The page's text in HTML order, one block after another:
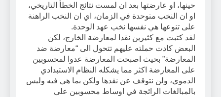
حينها، او عارضتها بعد ان لمست نتائج الخطأ التاريخي،
او ان النخب متوحدة في الزمان، اي ان النخب الراهنة
على تنوعها هي نفسها نخب عهد الوحدة.
لقد كتبت مع كثيرين نقدا لمعارضة الخارج، لكن
البعض كادت حملته عليهم تتحول الى “معارضة ضد
المعارضة” بحيث اصبحت المعارضة عدوا لمحسوبين
على المعارضة اكثر مما يشكله النظام الاستبدادي
الدموي، ولن نتوقف عن نقدها ولكن بما هي فيه وليس
بالمبالغات الرائجة في اوساط محسوبين على